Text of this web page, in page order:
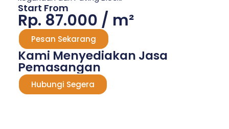
Start From
Rp. 87.000 / m²
Pesan Sekarang
Kami Menyediakan Jasa
Pemasangan
Hubungi Segera